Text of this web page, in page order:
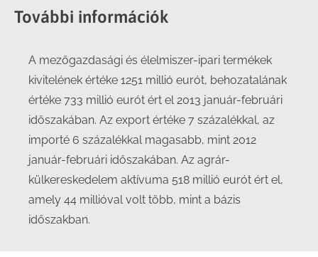
További információk
A mezőgazdasági és élelmiszer-ipari termékek
kivitelének értéke 1251 millió eurót, behozatalának
értéke 733 millió eurót ért el 2013 január-februári
időszakában. Az export értéke 7 százalékkal, az
importé 6 százalékkal magasabb, mint 2012
január-februári időszakában. Az agrár-
külkereskedelem aktívuma 518 millió eurót ért el,
amely 44 millióval volt több, mint a bázis
időszakban.